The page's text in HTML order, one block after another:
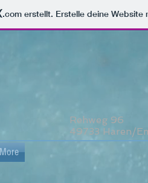
.com erstellt. Erstelle deine Website
More
Rehweg 96
49733 Haren/